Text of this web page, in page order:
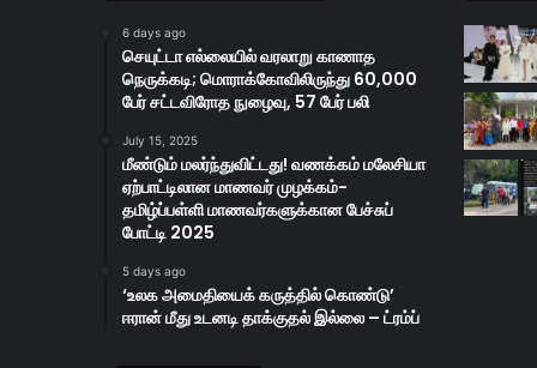
6 days ago
செயுட்டா எல்லையில் வரலாறு காணாத
நெருக்கடி; மொராக்கோவிலிருந்து 60,000
பேர் சட்டவிரோத நுழைவு, 57 பேர் பலி
July 15, 2025
மீண்டும் மலர்ந்துவிட்டது! வணக்கம் மலேசியா
ஏற்பாட்டிலான மாணவர் முழக்கம்-
தமிழ்ப்பள்ளி மாணவர்களுக்கான பேச்சுப்
போட்டி 2025
5 days ago
‘உலக அமைதியைக் கருத்தில் கொண்டு’
ஈரான் மீது உடனடி தாக்குதல் இல்லை – ட்ரம்ப்